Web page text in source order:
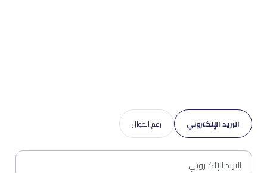
البريد الإلكتروني رقم الجوال